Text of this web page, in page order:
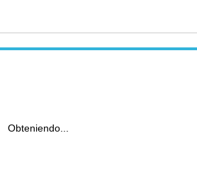
Obteniendo...